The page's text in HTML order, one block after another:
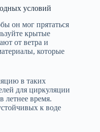
условий
он мог прятаться
крытые
от ветра и
которые
в таких
для циркуляции
летнее время.
к воде